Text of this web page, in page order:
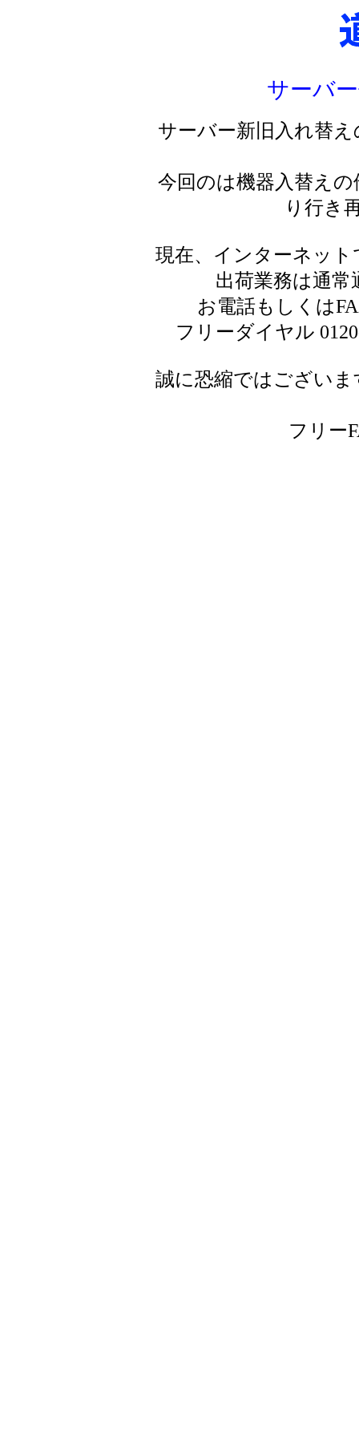
サーバ
サーバー新旧入れ替
今回のは機器入替え
り行き
現在、インターネッ
出荷業務は通
お電話もしくは
フリーダイヤル
誠に恐縮ではござい
フリー